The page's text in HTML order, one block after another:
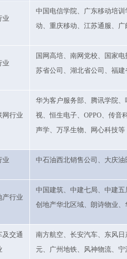
业
中国电信学院、广东移动培
动、重庆移动、江苏通服、广
业
国网高培、南网党校、国家
苏省公司、湖北省公司、福
网行业
华为客户服务部、腾讯学院
视、恒生电子、OPPO、传音
声学、万孚生物、网心科技等
业 中石油西北销售公司、大庆
产行业
中国建筑、中建七局、中建
创地产华北区域、朗诗物业
及交通
南方航空、长安汽车、东风
元、广州地铁、风神物流、宁